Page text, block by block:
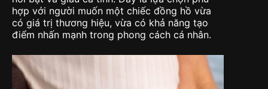
hợp với người muốn một chiếc đồng hồ vừa
có giá trị thương hiệu, vừa có khả năng tạo
điểm nhấn mạnh trong phong cách cá nhân.